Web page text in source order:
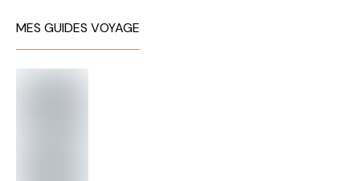
MES GUIDES VOYAGE